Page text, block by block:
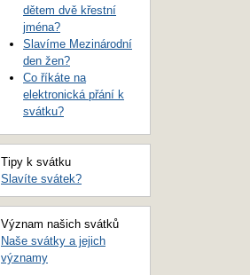
dětem dvě křestní
jména?
Slavíme Mezinárodní
den žen?
Co říkáte na
elektronická přání k
svátku?
Tipy k svátku
Slavíte svátek?
Význam našich svátků
Naše svátky a jejich
významy